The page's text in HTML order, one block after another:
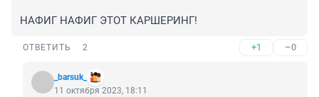
НАФИГ НАФИГ ЭТОТ КАРШЕРИНГ!
ОТВЕТИТЬ 2 +1 –0
_barsuk_
11 октября 2023, 18:11